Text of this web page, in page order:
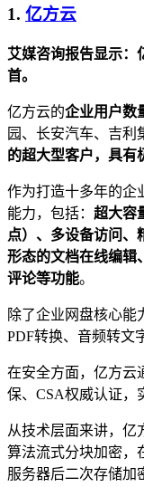
1. 亿方云
艾媒咨询报告显示：
首。
亿方云的企业用户数
园、长安汽车、吉利
的超大型客户，具有
作为打造十多年的企
能力，包括： 超大容
点）、多设备访问、
形态的文档在线编辑
评论等功能。
除了企业网盘核心能
PDF转换、音频转文
在安全方面，亿方云
保、CSA权威认证，
从技术层面来讲，亿
算法流式分块加密，
服务器后二次存储加